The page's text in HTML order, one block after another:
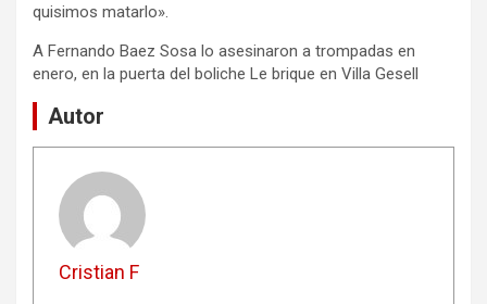
quisimos matarlo».
A Fernando Baez Sosa lo asesinaron a trompadas en
enero, en la puerta del boliche Le brique en Villa Gesell
Autor
Cristian F